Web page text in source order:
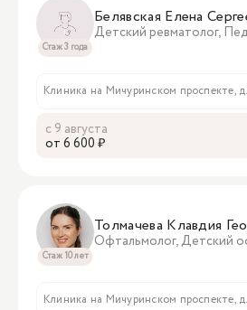
Стаж 3 года
Белявская Елена
Детский ревматолог,
Клиника на Мичуринском проспекте,
с 9 августа
oт 6 600 ₽
Стаж 10 лет
Толмачева Клавдия
Офтальмолог, Детский
Клиника на Мичуринском проспекте,